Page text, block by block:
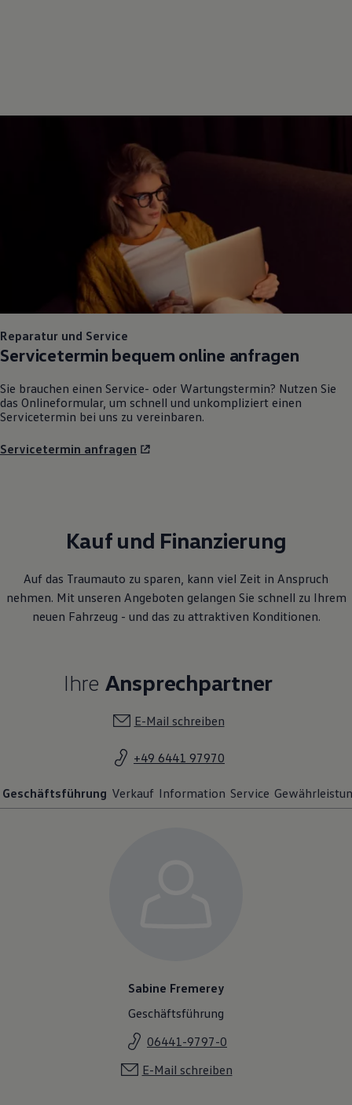
Reparatur und Service
Servicetermin bequem online anfragen
Sie brauchen einen Service- oder Wartungstermin? Nutzen Sie
das Onlineformular, um schnell und unkompliziert einen
Servicetermin bei uns zu vereinbaren.
Servicetermin anfragen
Kauf und Finanzierung
Auf das Traumauto zu sparen, kann viel Zeit in Anspruch
nehmen. Mit unseren Angeboten gelangen Sie schnell zu Ihrem
neuen Fahrzeug - und das zu attraktiven Konditionen.
Ihre Ansprechpartner
E-Mail schreiben
+49 6441 97970
Geschäftsführung Verkauf Information Service
Sabine Fremerey
Geschäftsführung
06441-9797-0
E-Mail schreiben